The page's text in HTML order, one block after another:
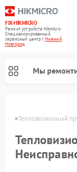
FIX-HIKMICRO
Ремонт устройств Hikmicro
Специализированный
cервисный центр г.Нижний
Новгород
Мы
Тепловизионный